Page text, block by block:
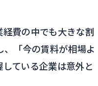
費の中でも大きな割
、「今の賃料が相場よ
ている企業は意外と